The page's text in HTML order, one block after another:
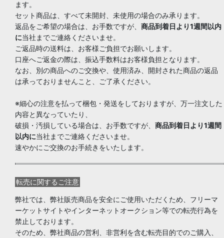
ます。
セット商品は、すべて未開封、未使用の場合のみ承ります。
返品をご希望の場合は、お手数ですが、 商品到着日より1週間以内
に当社までご連絡くださいませ。
ご返品時の送料は、お客様ご負担でお願いします。
口座へご返金の際は、振込手数料はお客様負担となります。
なお、別の商品へのご交換や、使用済み、開封された商品の返品
は承っておりませんこと、ご了承ください。
※細心の注意を払って梱包・発送をしておりますが、万一注文した
内容と異なっていたり、
破損・汚損している場合は、お手数ですが、 商品到着日より1週間
以内に当社までご連絡くださいませ。
速やかにご交換のお手続きをいたします。
転売に関するご注意
弊社では、弊社販売商品を安全にご使用いただくため、フリーマ
ーケットサイトやインターネットオークション等での転売行為を
禁止しております。
そのため、弊社商品の営利、非営利を含む転売目的でのご購入、